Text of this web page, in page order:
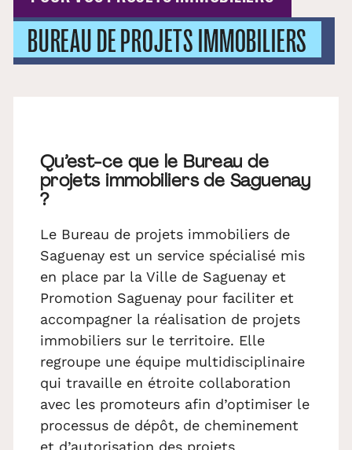
BUREAU DE PROJETS IMMOBILIERS
UN ACCOMPAGNEMENT PERSONNALISÉ
Qu’est-ce que le Bureau de
projets immobiliers de Saguenay
?
Le Bureau de projets immobiliers de
Saguenay est un service spécialisé mis
en place par la Ville de Saguenay et
Promotion Saguenay pour faciliter et
accompagner la réalisation de projets
immobiliers sur le territoire. Elle
regroupe une équipe multidisciplinaire
qui travaille en étroite collaboration
avec les promoteurs afin d’optimiser le
processus de dépôt, de cheminement
et d’autorisation des projets